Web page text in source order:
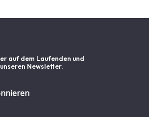
auf dem Laufenden und
Newsletter.